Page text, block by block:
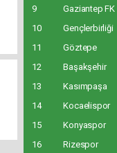
9
Gaziantep FK
10
Gençlerbirliği
11
Göztepe
12
Başakşehir
13
Kasımpaşa
14
Kocaelispor
15
Konyaspor
16
Rizespor